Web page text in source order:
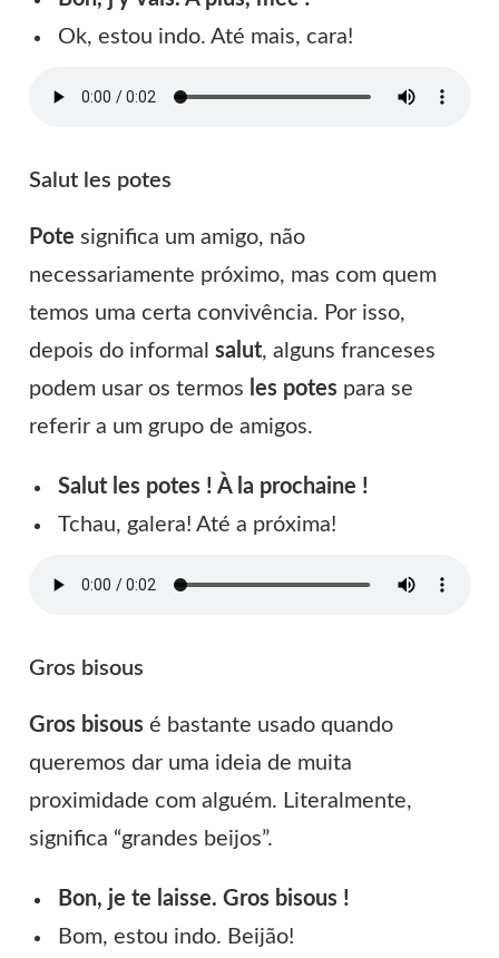
Ok, estou indo. Até mais, cara!
Salut les potes
Pote significa um amigo, não
necessariamente próximo, mas com quem
temos uma certa convivência. Por isso,
depois do informal salut, alguns franceses
podem usar os termos les potespara se
referir a um grupo de amigos.
Salut les potes ! À la prochaine !
Tchau, galera! Até a próxima!
Gros bisous
Gros bisousé bastante usado quando
queremos dar uma ideia de muita
proximidade com alguém. Literalmente,
significa “grandes beijos”.
Bon, je te laisse. Gros bisous !
Bom, estou indo. Beijão!